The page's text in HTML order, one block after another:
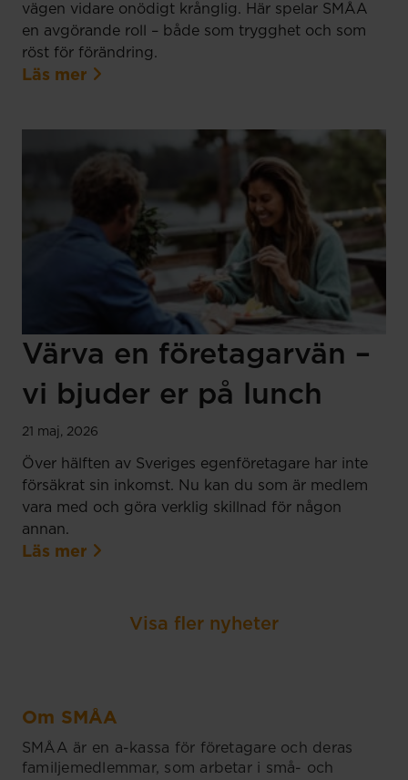
vägen vidare onödigt krånglig. Här spelar SMÅA
en avgörande roll – både som trygghet och som
röst för förändring.
Läs mer
Värva en företagarvän –
vi bjuder er på lunch
21 maj, 2026
Över hälften av Sveriges egenföretagare har inte
försäkrat sin inkomst. Nu kan du som är medlem
vara med och göra verklig skillnad för någon
annan.
Läs mer
Visa fler nyheter
Om SMÅA
SMÅA är en a-kassa för företagare och deras
familjemedlemmar, som arbetar i små- och